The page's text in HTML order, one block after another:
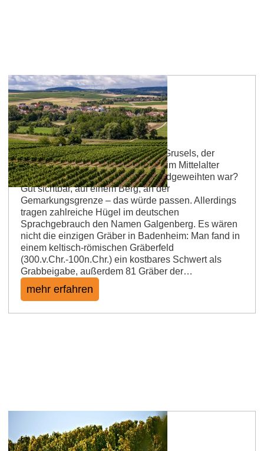
Badenheimer Galgenberg
Badenheimer Galgenberg Ort des Grusels, der
Poesie und des Genusses Ob hier im Mittelalter
tatsächlich der Richtplatz für die Todgeweihten war?
Gut sichtbar, auf einem Berg, an der
Gemarkungsgrenze – das würde passen. Allerdings
tragen zahlreiche Hügel im deutschen
Sprachgebrauch den Namen Galgenberg. Es wären
nicht die einzigen Gräber in Badenheim: Man fand in
einem keltisch-römischen Gräberfeld
(300.v.Chr.-100n.Chr.) ein kostbares Schwert als
Grabbeigabe, außerdem 81 Gräber der…
mehr erfahren